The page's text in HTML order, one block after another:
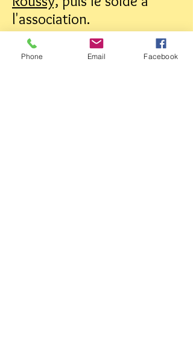
l'association.
Initiation à la broderie
Phone Email Facebook